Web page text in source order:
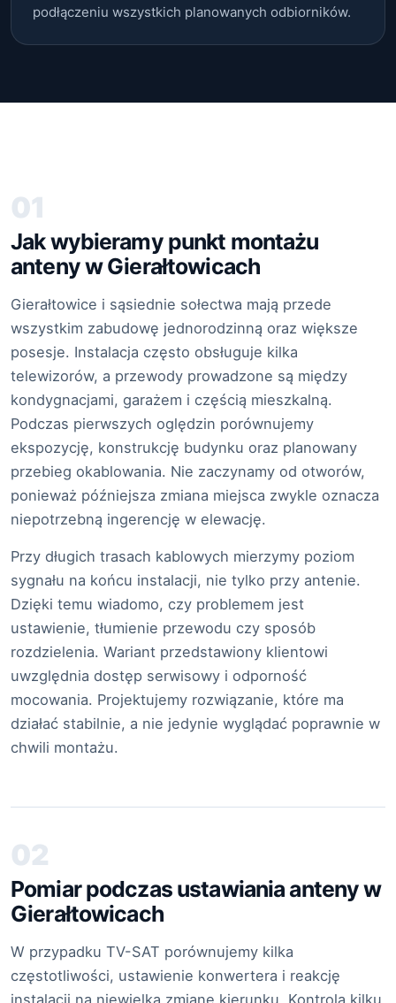
podłączeniu wszystkich planowanych odbiorników.
01
Jak wybieramy punkt montażu
anteny w Gierałtowicach
Gierałtowice i sąsiednie sołectwa mają przede
wszystkim zabudowę jednorodzinną oraz większe
posesje. Instalacja często obsługuje kilka
telewizorów, a przewody prowadzone są między
kondygnacjami, garażem i częścią mieszkalną.
Podczas pierwszych oględzin porównujemy
ekspozycję, konstrukcję budynku oraz planowany
przebieg okablowania. Nie zaczynamy od otworów,
ponieważ późniejsza zmiana miejsca zwykle oznacza
niepotrzebną ingerencję w elewację.
Przy długich trasach kablowych mierzymy poziom
sygnału na końcu instalacji, nie tylko przy antenie.
Dzięki temu wiadomo, czy problemem jest
ustawienie, tłumienie przewodu czy sposób
rozdzielenia. Wariant przedstawiony klientowi
uwzględnia dostęp serwisowy i odporność
mocowania. Projektujemy rozwiązanie, które ma
działać stabilnie, a nie jedynie wyglądać poprawnie w
chwili montażu.
02
Pomiar podczas ustawiania anteny w
Gierałtowicach
W przypadku TV-SAT porównujemy kilka
częstotliwości, ustawienie konwertera i reakcję
instalacji na niewielką zmianę kierunku. Kontrola kilku